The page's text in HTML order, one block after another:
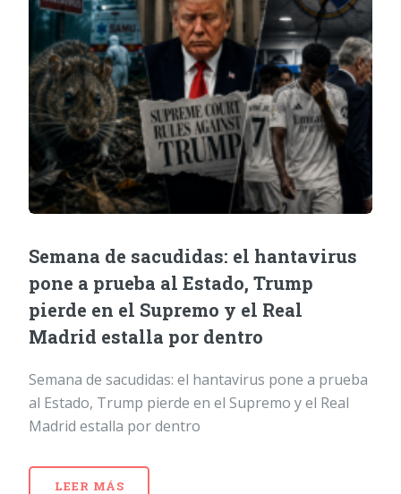
Semana de sacudidas: el hantavirus
pone a prueba al Estado, Trump
pierde en el Supremo y el Real
Madrid estalla por dentro
Semana de sacudidas: el hantavirus pone a prueba
al Estado, Trump pierde en el Supremo y el Real
Madrid estalla por dentro
LEER MÁS